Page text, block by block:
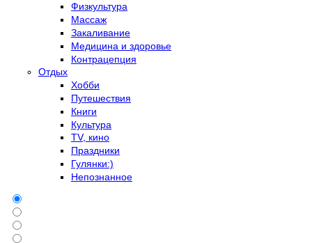
Физкультура
Массаж
Закаливание
Медицина и здоровье
Контрацепция
Отдых
Хобби
Путешествия
Книги
Культура
TV, кино
Праздники
Гулянки:)
Непознанное